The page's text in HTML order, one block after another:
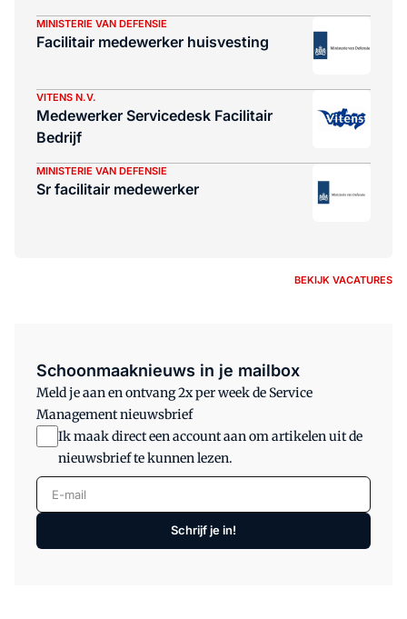
MINISTERIE VAN DEFENSIE
Facilitair medewerker huisvesting
VITENS N.V.
Medewerker Servicedesk Facilitair
Bedrijf
MINISTERIE VAN DEFENSIE
Sr facilitair medewerker
BEKIJK VACATURES
Schoonmaaknieuws in je mailbox
Meld je aan en ontvang 2x per week de Service
Management nieuwsbrief
Ik maak direct een account aan om artikelen uit de
nieuwsbrief te kunnen lezen.
E-mail
Schrijf je in!